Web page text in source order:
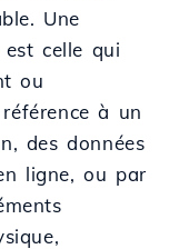
Une
celle qui
ou
à un
des données
ligne, ou par